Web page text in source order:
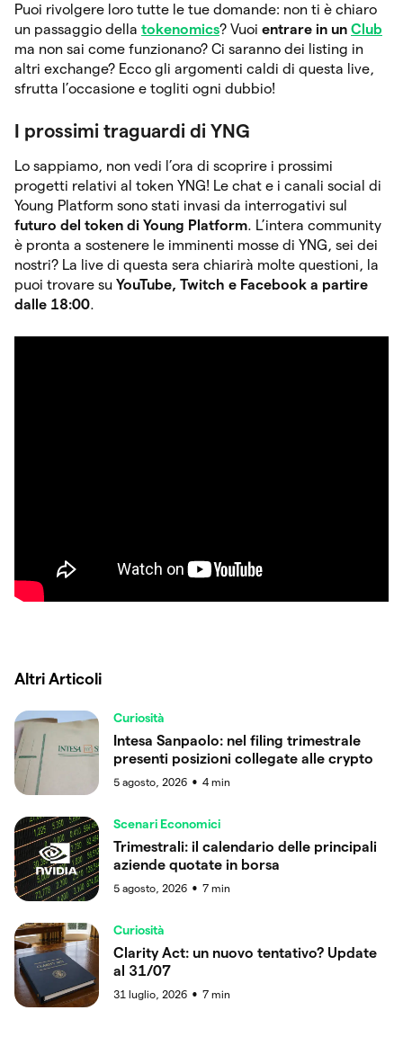
Puoi rivolgere loro tutte le tue domande: non ti è chiaro
un passaggio della tokenomics? Vuoi entrare in un Club
ma non sai come funzionano? Ci saranno dei listing in
altri exchange? Ecco gli argomenti caldi di questa live,
sfrutta l’occasione e togliti ogni dubbio!
I prossimi traguardi di YNG
Lo sappiamo, non vedi l’ora di scoprire i prossimi
progetti relativi al token YNG! Le chat e i canali social di
Young Platform sono stati invasi da interrogativi sul
futuro del token di Young Platform. L’intera community
è pronta a sostenere le imminenti mosse di YNG, sei dei
nostri? La live di questa sera chiarirà molte questioni, la
puoi trovare su YouTube, Twitch e Facebook a partire
dalle 18:00.
Altri Articoli
Curiosità
Intesa Sanpaolo: nel filing trimestrale
presenti posizioni collegate alle crypto
5 agosto, 2026 ● 4 min
Scenari Economici
Trimestrali: il calendario delle principali
aziende quotate in borsa
5 agosto, 2026 ● 7 min
Curiosità
Clarity Act: un nuovo tentativo? Update
al 31/07
31 luglio, 2026 ● 7 min